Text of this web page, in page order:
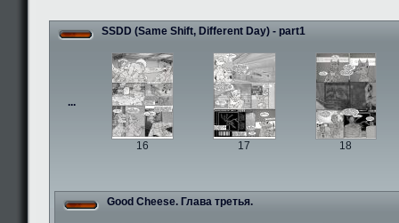
SSDD (Same Shift, Different Day) - part1
...
16 17 18
Good Cheese. Глава третья.